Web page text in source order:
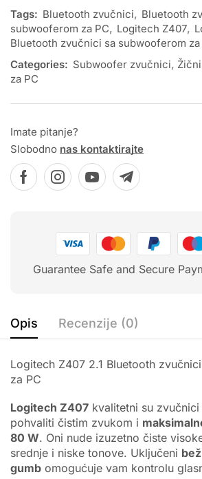
Tags: Bluetooth zvučnici, Bluetooth
subwooferom za PC, Logitech Z407,
Bluetooth zvučnici sa subwooferom za
Categories: Subwoofer zvučnici,
za PC
Imate pitanje?
Slobodno nas kontaktirajte
Guarantee Safe and Secure
Opis Recenzije (0)
Logitech Z407 2.1 Bluetooth
za PC
Logitech Z407 kvalitetni su
pohvaliti čistim zvukom i
80 W. Oni nude izuzetno čiste
srednje i niske tonove. Uključeni
gumb omogućuje vam kontrolu